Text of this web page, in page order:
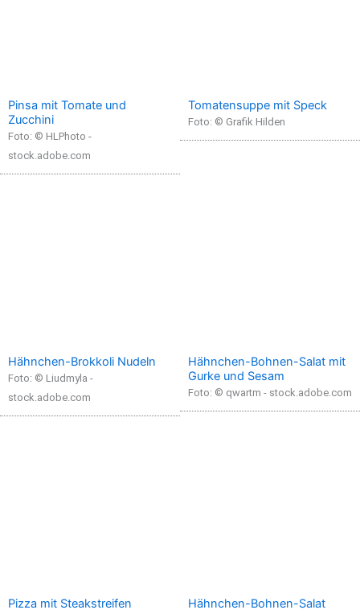
Pinsa mit Tomate und
Zucchini
Foto: © HLPhoto -
stock.adobe.com
Tomatensuppe mit Speck
Foto: © Grafik Hilden
Hähnchen-Brokkoli Nudeln
Foto: © Liudmyla -
stock.adobe.com
Hähnchen-Bohnen-Salat mit
Gurke und Sesam
Foto: © qwartm - stock.adobe.com
Pizza mit Steakstreifen Hähnchen-Bohnen-Salat